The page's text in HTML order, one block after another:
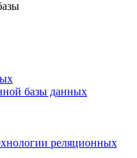
базы данных
реляционных